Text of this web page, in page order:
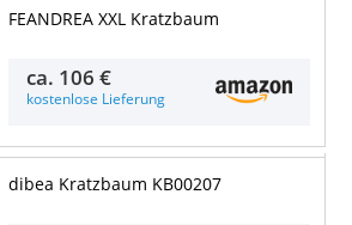
FEANDREA XXL Kratzbaum
ca. 106 €
kostenlose Lieferung
dibea Kratzbaum KB00207